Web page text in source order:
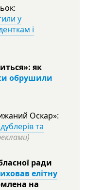
у
і
як
обрушили
Оскар»:
та
ради
елітну
на